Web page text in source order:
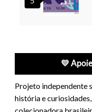
💛
Projeto independente
história e